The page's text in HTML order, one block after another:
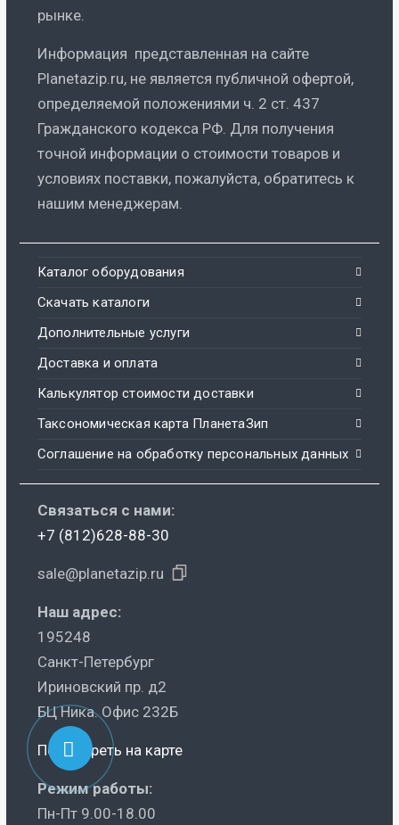
рынке.
Информация представленная на сайте
Planetazip.ru, не является публичной офертой,
определяемой положениями ч. 2 ст. 437
Гражданского кодекса РФ. Для получения
точной информации о стоимости товаров и
условиях поставки, пожалуйста, обратитесь к
нашим менеджерам.
Каталог оборудования
Скачать каталоги
Дополнительные услуги
Доставка и оплата
Калькулятор стоимости доставки
Таксономическая карта ПланетаЗип
Соглашение на обработку персональных данных
Связаться с нами:
+7 (812)628-88-30
sale@planetazip.ru
Наш адрес:
195248
Санкт-Петербург
Ириновский пр. д2
БЦ Ника. Офис 232Б
Посмотреть на карте
Режим работы:
Пн-Пт 9.00-18.00